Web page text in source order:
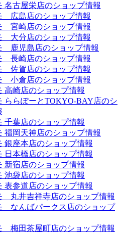
名古屋栄店のショップ情報
広島店のショップ情報
宮崎店のショップ情報
大分店のショップ情報
鹿児島店のショップ情報
長崎店のショップ情報
佐賀店のショップ情報
小倉店のショップ情報
高崎店のショップ情報
ららぽーとTOKYO-BAY店のシ
千葉店のショップ情報
福岡天神店のショップ情報
銀座本店のショップ情報
日本橋店のショップ情報
新宿店のショップ情報
池袋店のショップ情報
表参道店のショップ情報
丸井吉祥寺店のショップ情報
なんばパークス店のショップ
梅田茶屋町店のショップ情報